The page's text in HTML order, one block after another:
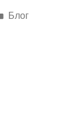
Написано
Блог